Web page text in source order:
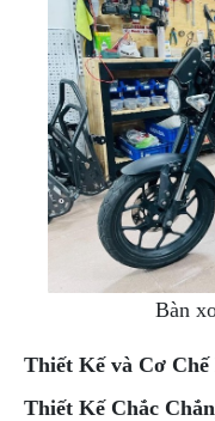
MƯA
GIVI
GĂNG
TAY
MOTO
DƯỠNG
SÊN
GIÀY
MOTO
Bàn
Thiết Kế và Cơ
Thiết Kế Chắc